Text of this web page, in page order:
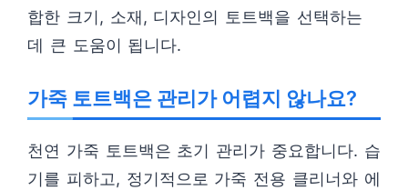
합한 크기, 소재, 디자인의 토트백을 선택하는
데 큰 도움이 됩니다.
가죽 토트백은 관리가 어렵지 않나요?
천연 가죽 토트백은 초기 관리가 중요합니다. 습
기를 피하고, 정기적으로 가죽 전용 클리너와 에